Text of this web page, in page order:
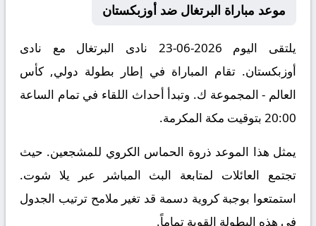
موعد مباراة البرتغال ضد أوزبكستان
يلتقى اليوم 2026-06-23 نادى البرتغال مع نادى
أوزبكستان. تقام المباراة في إطار بطولة دولي, كأس
العالم - المجموعة ك. وتبدأ أحداث اللقاء في تمام الساعة
20:00 بتوقيت مكة المكرمة.
يمثل هذا الموعد ذروة الحماس الكروي للمشجعين. حيث
تجتمع العائلات لمتابعة البث المباشر عبر يلا شوت.
استمتعوا بوجبة كروية دسمة قد تغير ملامح ترتيب الجدول
في هذه البطولة القوية تماماً.